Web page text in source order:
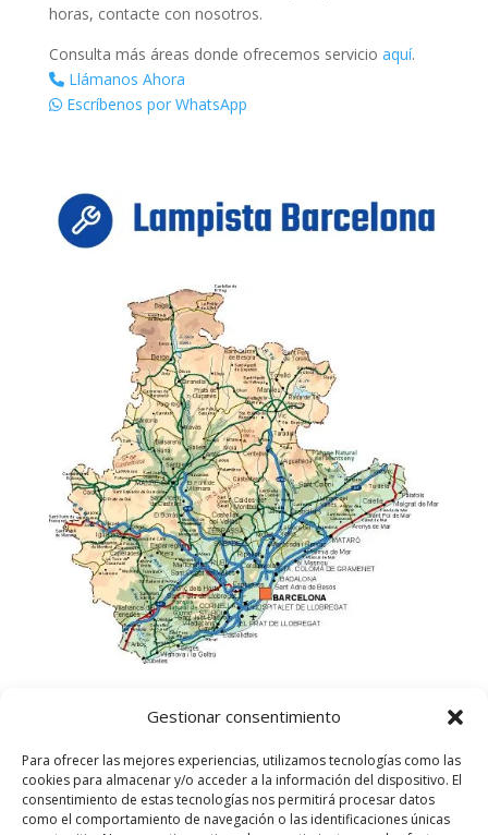
Gestionar consentimiento
Para ofrecer las mejores experiencias, utilizamos tecnologías como las
cookies para almacenar y/o acceder a la información del dispositivo. El
consentimiento de estas tecnologías nos permitirá procesar datos
como el comportamiento de navegación o las identificaciones únicas
horas, contacte con nosotros.
Consulta más áreas donde ofrecemos servicio aquí.
Llámanos Ahora
Escríbenos por WhatsApp